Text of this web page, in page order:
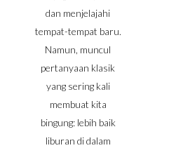
dan menjelajahi
tempat-tempat baru.
Namun, muncul
pertanyaan klasik
yang sering kali
membuat kita
bingung: lebih baik
liburan di dalam